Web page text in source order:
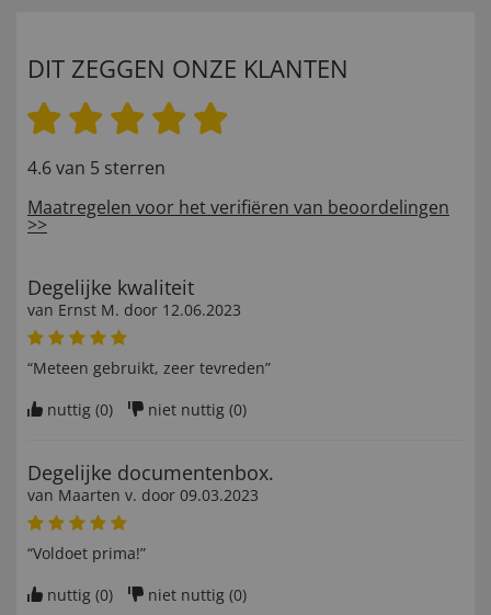
DIT ZEGGEN ONZE KLANTEN
4.6 van 5 sterren
Maatregelen voor het verifiëren van beoordelingen
>>
Degelijke kwaliteit
van Ernst M. door 12.06.2023
“Meteen gebruikt, zeer tevreden”
nuttig (0) niet nuttig (0)
Degelijke documentenbox.
van Maarten v. door 09.03.2023
“Voldoet prima!”
nuttig (0) niet nuttig (0)